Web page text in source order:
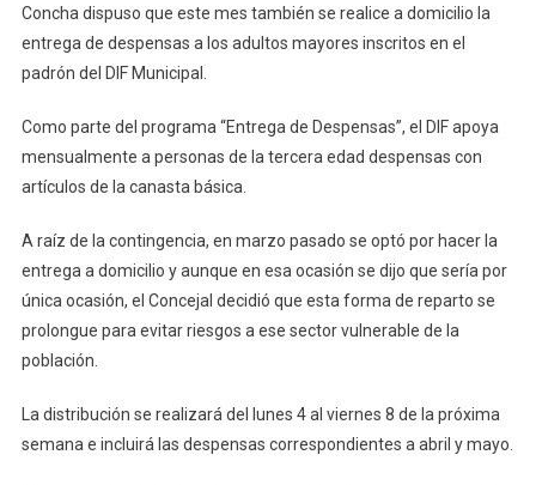
Domicilio
Los
A
Dos
Adultos
DIF
Municipal
Concha dispuso que este mes también se realice a domicilio la
entrega de despensas a los adultos mayores inscritos en el
padrón del DIF Municipal.
Como parte del programa “Entrega de Despensas”, el DIF apoya
mensualmente a personas de la tercera edad despensas con
artículos de la canasta básica.
A raíz de la contingencia, en marzo pasado se optó por hacer la
entrega a domicilio y aunque en esa ocasión se dijo que sería por
única ocasión, el Concejal decidió que esta forma de reparto se
prolongue para evitar riesgos a ese sector vulnerable de la
población.
La distribución se realizará del lunes 4 al viernes 8 de la próxima
semana e incluirá las despensas correspondientes a abril y mayo.